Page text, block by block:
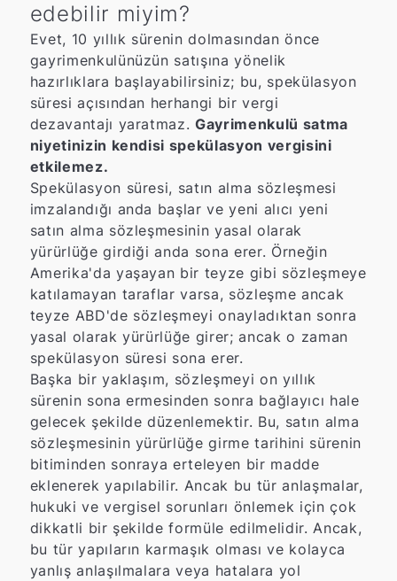
edebilir miyim?
Evet, 10 yıllık sürenin dolmasından önce
gayrimenkulünüzün satışına yönelik
hazırlıklara başlayabilirsiniz; bu, spekülasyon
süresi açısından herhangi bir vergi
dezavantajı yaratmaz.Gayrimenkulü satma
niyetinizin kendisi spekülasyon vergisini
etkilemez.
Spekülasyon süresi, satın alma sözleşmesi
imzalandığı anda başlar ve yeni alıcı yeni
satın alma sözleşmesinin yasal olarak
yürürlüğe girdiği anda sona erer. Örneğin
Amerika'da yaşayan bir teyze gibi sözleşmeye
katılamayan taraflar varsa, sözleşme ancak
teyze ABD'de sözleşmeyi onayladıktan sonra
yasal olarak yürürlüğe girer; ancak o zaman
spekülasyon süresi sona erer.
Başka bir yaklaşım, sözleşmeyi on yıllık
sürenin sona ermesinden sonra bağlayıcı hale
gelecek şekilde düzenlemektir. Bu, satın alma
sözleşmesinin yürürlüğe girme tarihini sürenin
bitiminden sonraya erteleyen bir madde
eklenerek yapılabilir. Ancak bu tür anlaşmalar,
hukuki ve vergisel sorunları önlemek için çok
dikkatli bir şekilde formüle edilmelidir. Ancak,
bu tür yapıların karmaşık olması ve kolayca
yanlış anlaşılmalara veya hatalara yol